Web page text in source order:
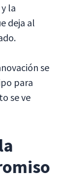
la
deja al
se
para
se ve